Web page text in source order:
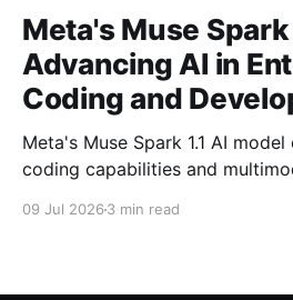
Meta's Muse Spark
Advancing AI in
Coding and
Meta's Muse Spark 1.1 AI
coding capabilities and
09 Jul 2026 3 min read